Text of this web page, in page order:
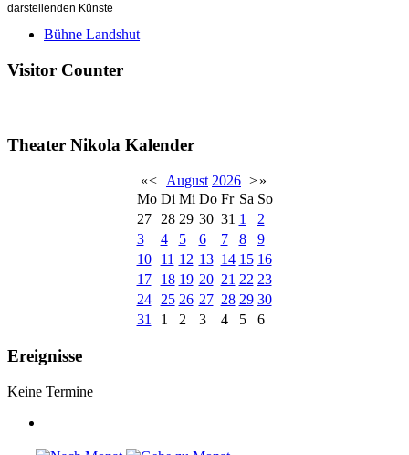
darstellenden Künste
Bühne Landshut
Visitor Counter
Theater Nikola Kalender
«< August 2026 >»
Mo Di Mi Do Fr Sa So
27
28 29 30 31 1
2
3
4 5 6 7 8
9
10
11 12 13 14 15 16
17
18 19 20 21 22 23
24
25 26 27 28 29 30
31
1 2 3 4 5 6
Ereignisse
Keine Termine